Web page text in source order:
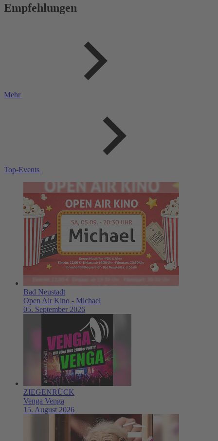
Empfehlungen
Mehr
Top-Events
Bad Neustadt
Open Air Kino - Michael
05. September 2026
ZIEGENRÜCK
Venga Venga
15. August 2026